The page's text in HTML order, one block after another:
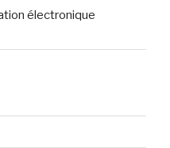
électronique